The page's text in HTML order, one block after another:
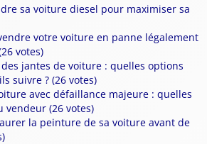
sa voiture diesel pour maximiser sa
votre voiture en panne légalement
votes)
jantes de voiture : quelles options
suivre ? (26 votes)
avec défaillance majeure : quelles
vendeur (26 votes)
la peinture de sa voiture avant de